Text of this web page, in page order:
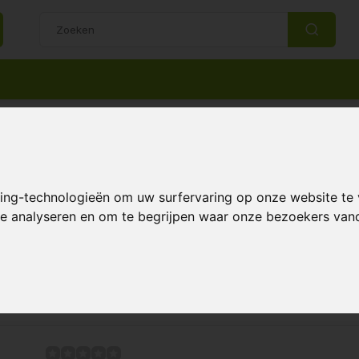
technologieën om uw surfervaring op onze website
en om te begrijpen waar onze bezoekers